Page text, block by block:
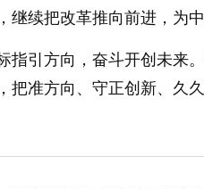
继续把改革推向前进，为
指引方向，奋斗开创未来
把准方向、守正创新、久